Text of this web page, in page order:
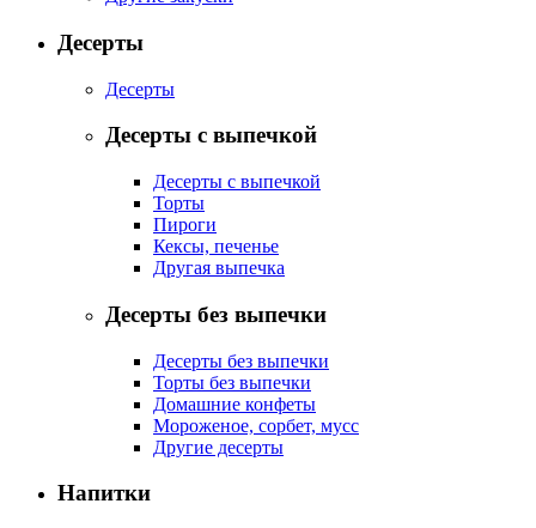
Десерты
Десерты
Десерты с выпечкой
Десерты с выпечкой
Торты
Пироги
Кексы, печенье
Другая выпечка
Десерты без выпечки
Десерты без выпечки
Торты без выпечки
Домашние конфеты
Мороженое, сорбет, мусс
Другие десерты
Напитки